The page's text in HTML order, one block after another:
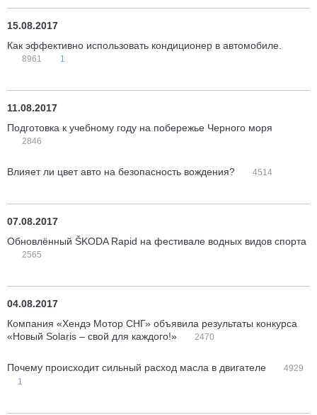
15.08.2017
Как эффективно использовать кондиционер в автомобиле.
8961 1
11.08.2017
Подготовка к учебному году на побережье Черного моря
2846
Влияет ли цвет авто на безопасность вождения? 4514
07.08.2017
Обновлённый ŠKODA Rapid на фестивале водных видов спорта
2565
04.08.2017
Компания «Хендэ Мотор СНГ» объявила результаты конкурса
«Новый Solaris – свой для каждого!»
2470
Почему происходит сильный расход масла в двигателе
4929
1